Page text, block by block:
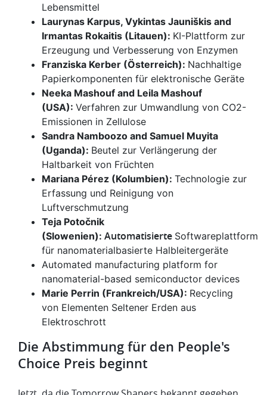
Lebensmittel
Laurynas Karpus, Vykintas Jauniškis and
Irmantas Rokaitis (Litauen): KI-Plattform zur
Erzeugung und Verbesserung von Enzymen
Franziska Kerber (Österreich): Nachhaltige
Papierkomponenten für elektronische Geräte
Neeka Mashouf and Leila Mashouf
(USA): Verfahren zur Umwandlung von CO2-
Emissionen in Zellulose
Sandra Namboozo and Samuel Muyita
(Uganda): Beutel zur Verlängerung der
Haltbarkeit von Früchten
Mariana Pérez (Kolumbien): Technologie zur
Erfassung und Reinigung von
Luftverschmutzung
Teja Potočnik
(Slowenien): Automatisierte Softwareplattform
für nanomaterialbasierte Halbleitergeräte
Automated manufacturing platform for
nanomaterial-based semiconductor devices
Marie Perrin (Frankreich/USA): Recycling
von Elementen Seltener Erden aus
Elektroschrott
Die Abstimmung für den People's
Choice Preis beginnt